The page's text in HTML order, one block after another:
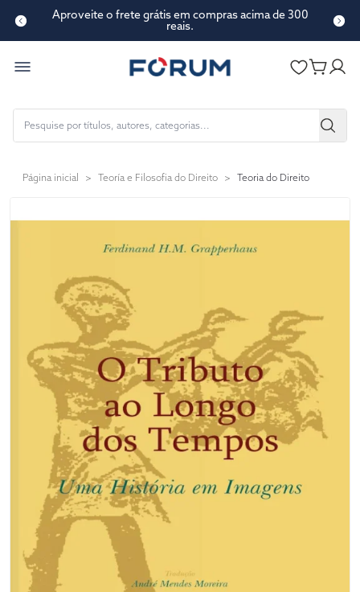
Aproveite o frete grátis em compras acima de 300
reais.
Página inicial > Teoría e Filosofia do Direito > Teoria do Direito